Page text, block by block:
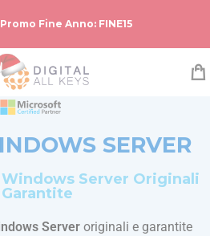
Fine Anno: FINE15
SERVER
Server Originali
Serveroriginali e garantite